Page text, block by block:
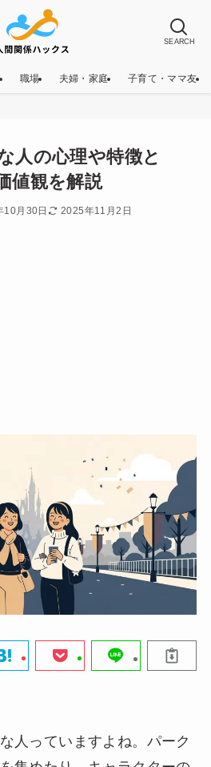
SEARCH
職場 夫婦・家庭 子育て・ママ友
人の心理や特徴と
値観を解説
10月30日 2025年11月2日
人っていますよね。パーク